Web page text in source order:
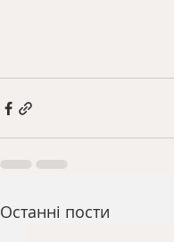
Останні пости